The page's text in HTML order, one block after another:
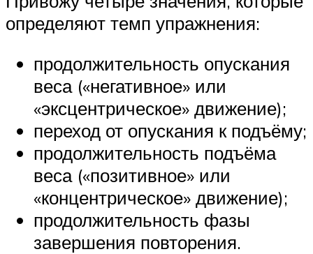
определяют темп упражнения:
продолжительность опускания
веса («негативное» или
«эксцентрическое» движение);
переход от опускания к подъёму;
продолжительность подъёма
веса («позитивное» или
«концентрическое» движение);
продолжительность фазы
завершения повторения.